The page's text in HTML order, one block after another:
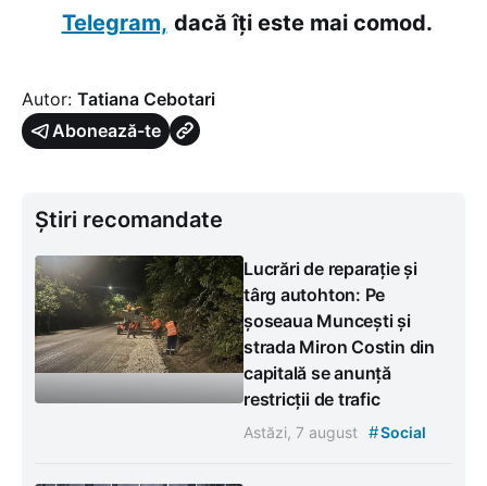
Telegram, dacă îți este mai comod.
Autor: Tatiana Cebotari
Abonează-te
Știri recomandate
Lucrări de reparație și
târg autohton: Pe
șoseaua Muncești și
strada Miron Costin din
capitală se anunță
restricții de trafic
Astăzi, 7 august #Social